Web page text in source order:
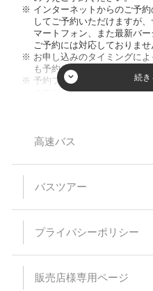
インターネットからのご予
してご予約いただけますが
マートフォン、また最新バ
ご予約には対応しておりま
お申し込みのタイミングに
も予約が成立しない場合が
予約フォーム内の人数欄に
ますが、ご入力頂きまして
す。
【バスプランについて】
います。当日、集合場所に
乗車・下車場所は事前予約
乳児（0～1歳）の方はバス
予約時の集客状況によりご
スタンダードバスご利用の
高速バス
バスツアー
プライバシーポリシー
販売店様専用ページ